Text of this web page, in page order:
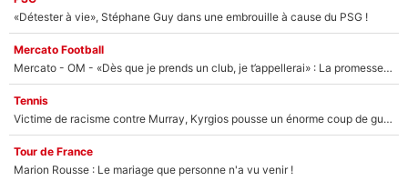
«Détester à vie», Stéphane Guy dans une embrouille à cause du PSG !
Mercato Football
Mercato - OM - «Dès que je prends un club, je t’appellerai» : La promesse de Marcelino au moment de claquer la porte
Tennis
Victime de racisme contre Murray, Kyrgios pousse un énorme coup de gueule !
Tour de France
Marion Rousse : Le mariage que personne n'a vu venir !